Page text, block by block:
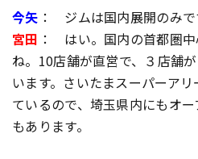
今矢 ： ジムは国内展開のみで
宮田 ： はい。国内の首都圏
ね。10店舗が直営で、３店舗
います。さいたまスーパーア
ているので、埼玉県内にもオ
もあります。